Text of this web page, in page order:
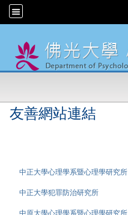
友善網站連結
中正大學心理學系暨心理學研究所
中正大學犯罪防治研究所
中原大學心理學系暨心理學研究所